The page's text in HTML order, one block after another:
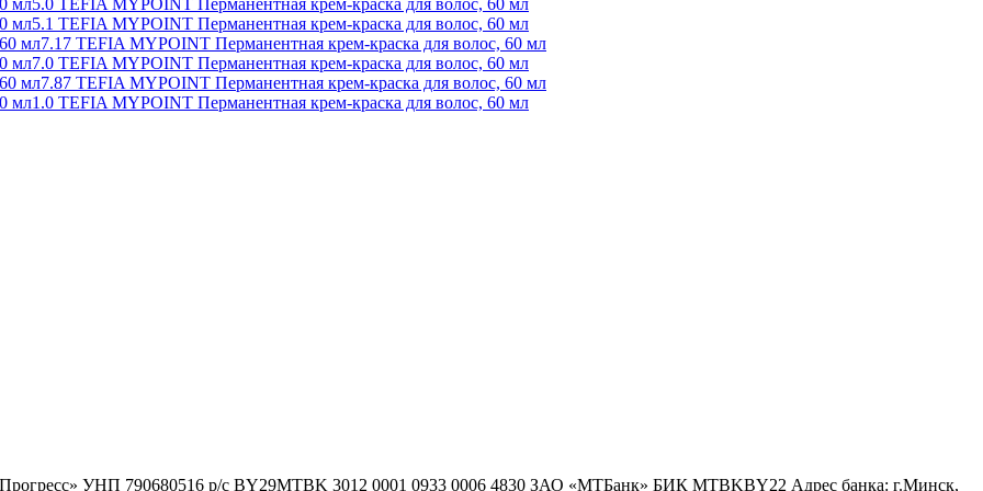
5.1 TEFIA MYPOINT Перманентная крем-краска для волос, 60 мл
7.17 TEFIA MYPOINT Перманентная крем-краска для волос, 60 мл
7.0 TEFIA MYPOINT Перманентная крем-краска для волос, 60 мл
7.87 TEFIA MYPOINT Перманентная крем-краска для волос, 60 мл
1.0 TEFIA MYPOINT Перманентная крем-краска для волос, 60 мл
УНП 790680516 р/с BY29MTBK 3012 0001 0933 0006 4830 ЗАО «МТБанк» БИК MTBKBY22 Адрес банка: г.Минск,